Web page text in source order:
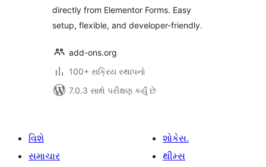
directly from Elementor Forms. Easy
setup, flexible, and developer-friendly.
add-ons.org
100+ સક્રિય સ્થાપનો
7.0.3 સાથે પરીક્ષણ કર્યું છે
વિશે
સમાચાર
શોકેસ.
થીમ્સ